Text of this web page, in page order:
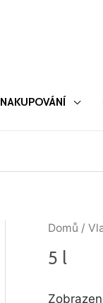
NAKUPOVÁNÍ
Domů /
5 l